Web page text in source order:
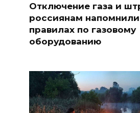
Отключение газа и
россиянам
правилах по газовому
оборудованию